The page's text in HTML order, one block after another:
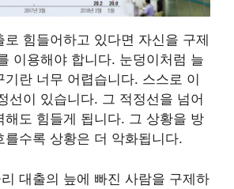
로 힘들어하고 있다면 자신을 구제
이용해야 합니다. 눈덩이처럼 늘
기란 너무 어렵습니다. 스스로 이
선이 있습니다. 그 적정선을 넘어
해도 힘들게 됩니다. 그 상황을 방
를수록 상황은 더 악화됩니다.
대출의 늪에 빠진 사람을 구제하